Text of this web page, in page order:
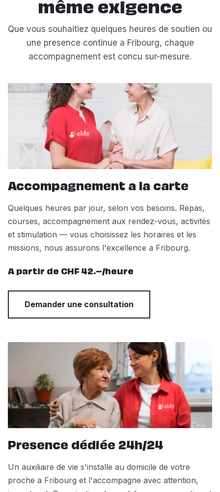
même exigence
Que vous souhaitiez quelques heures de soutien ou
une presence continue a Fribourg, chaque
accompagnement est concu sur-mesure.
Accompagnement a la carte
Quelques heures par jour, selon vos besoins. Repas,
courses, accompagnement aux rendez-vous, activités
et stimulation — vous choisissez les horaires et les
missions, nous assurons l'excellence a Fribourg.
A partir de CHF 42.–/heure
Demander une consultation
Presence dédiée 24h/24
Un auxiliaire de vie s'installe au domicile de votre
proche a Fribourg et l'accompagne avec attention,